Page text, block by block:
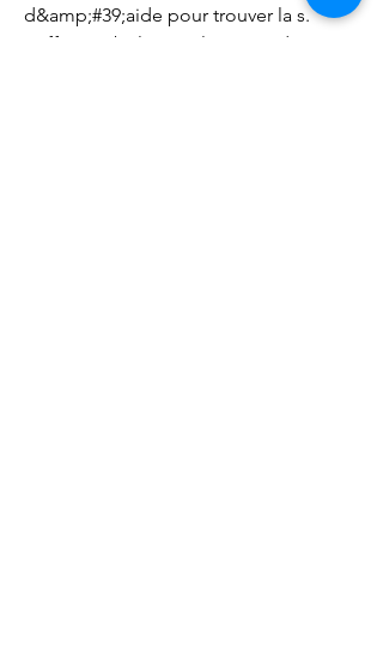
d&amp;#39;aide pour trouver la s.
L’effet Anabolisant : Il permet de